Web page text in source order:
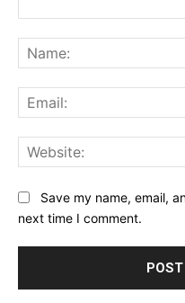
Save my name, email,
next time I comment.